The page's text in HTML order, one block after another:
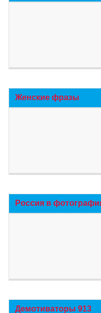
Женские фразы
Россия в
Демотиваторы 913